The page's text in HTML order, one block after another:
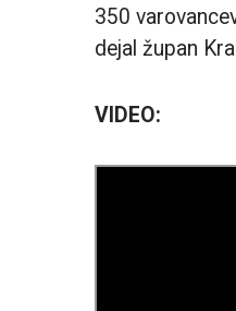
350
dejal župan
VIDEO: